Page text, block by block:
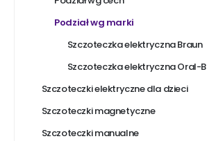
Podział wg marki
Szczoteczka elektryczna Braun
Szczoteczka elektryczna Oral-B
Szczoteczki elektryczne dla dzieci
Szczoteczki magnetyczne
Szczoteczki manualne